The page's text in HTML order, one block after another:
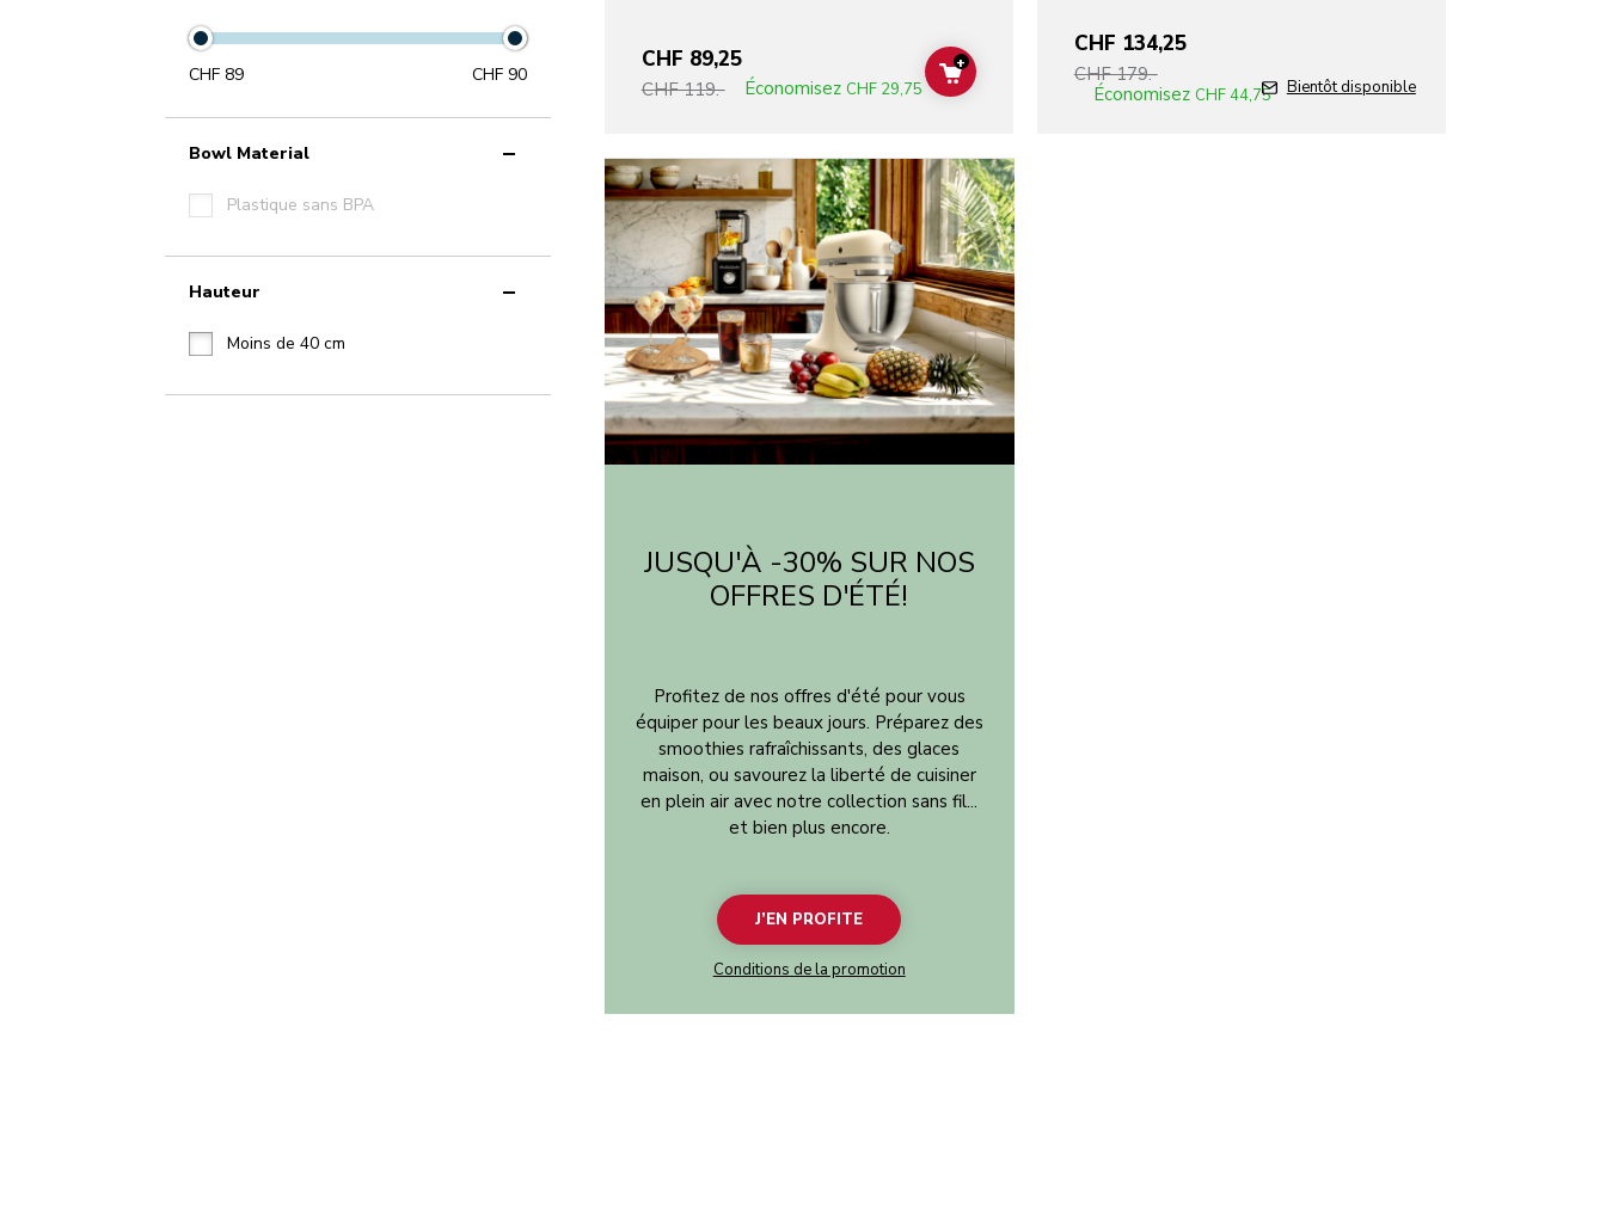
CHF 89 CHF 90
Bowl Material
Plastique sans BPA
Hauteur
Moins de 40 cm
CHF 89,25
CHF 119.- Économisez CHF 29,75 ADD TO CART
+
CHF 134,25
CHF 179.-
Économisez CHF 44,75 Bientôt disponible
JUSQU'À -30% SUR NOS
OFFRES D'ÉTÉ!
Profitez de nos offres d'été pour vous
équiper pour les beaux jours. Préparez des
smoothies rafraîchissants, des glaces
maison, ou savourez la liberté de cuisiner
en plein air avec notre collection sans fil...
et bien plus encore.
J’EN PROFITE
Conditions de la promotion